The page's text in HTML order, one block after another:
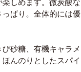
しめます。微炭酸な
ぱり。全体的には優
砂糖、有機キャラメ
んのりとしたスパイ